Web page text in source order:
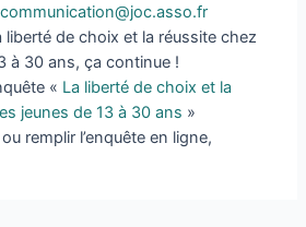
communication@joc.asso.fr
liberté de choix et la réussite chez
à 30 ans, ça continue !
« La liberté de choix et la
jeunes de 13 à 30 ans »
remplir l’enquête en ligne,